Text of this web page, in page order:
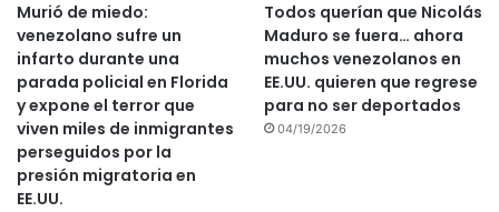
Murió de miedo:
venezolano sufre un
infarto durante una
parada policial en Florida
y expone el terror que
viven miles de inmigrantes
perseguidos por la
presión migratoria en
EE.UU.
Todos querían que Nicolás
Maduro se fuera… ahora
muchos venezolanos en
EE.UU. quieren que regrese
para no ser deportados
04/19/2026